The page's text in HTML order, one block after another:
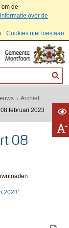
de
over de
Cookies niet toestaan
Archief
februari 2023
08
2023’,